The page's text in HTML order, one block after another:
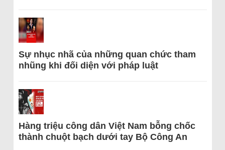
Sự nhục nhã của những quan chức tham
nhũng khi đối diện với pháp luật
Hàng triệu công dân Việt Nam bỗng chốc
thành chuột bạch dưới tay Bộ Công An